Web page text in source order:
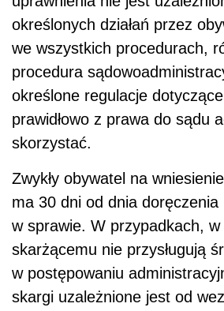
określonych działań przez
we wszystkich procedurach,
procedura
określone regulacje
prawidłowo z prawa do sądu
skorzystać.
Zwykły obywatel na
ma 30 dni od dnia
w sprawie. W przypadkach,
skarżącemu nie przysługują
w postępowaniu
skargi uzależnione jest od